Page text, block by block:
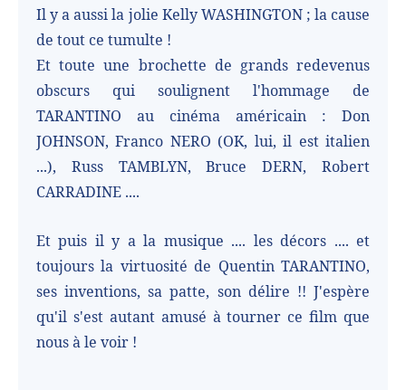
Il y a aussi la jolie Kelly WASHINGTON ; la cause
de tout ce tumulte !
Et toute une brochette de grands redevenus
obscurs qui soulignent l'hommage de
TARANTINO au cinéma américain : Don
JOHNSON, Franco NERO (OK, lui, il est italien
...), Russ TAMBLYN, Bruce DERN, Robert
CARRADINE ....
Et puis il y a la musique .... les décors .... et
toujours la virtuosité de Quentin TARANTINO,
ses inventions, sa patte, son délire !! J'espère
qu'il s'est autant amusé à tourner ce film que
nous à le voir !